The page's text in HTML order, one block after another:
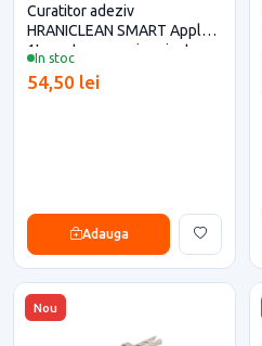
In stoc
Curatitor adeziv
HRANICLEAN SMART Apple -
1L pentru casa si proiecte
54,50 lei
Adauga
Nou